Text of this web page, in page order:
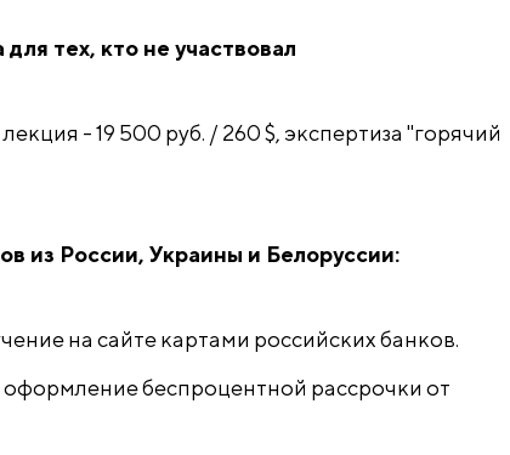
тех, кто не участвовал
- 19 500 руб. / 260 $, экспертиза "горячий
из России, Украины и Белоруссии:
на сайте картами российских банков.
беспроцентной рассрочки от